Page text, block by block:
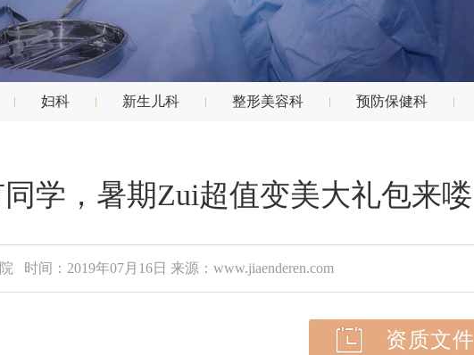
妇科 新生儿科 整形美容科 预防保健科
学，暑期Zui超值变美大礼包来喽
时间：2019年07月16日 来源：www.jiaenderen.com
资质文件